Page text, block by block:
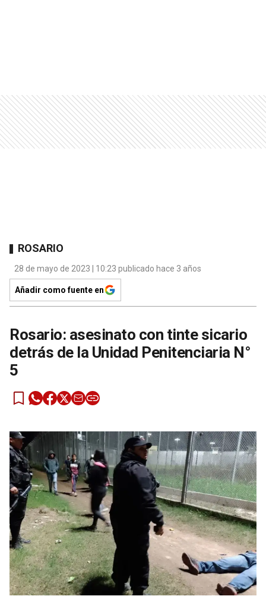
ROSARIO
28 de mayo de 2023 | 10:23 publicado hace 3 años
Añadir como fuente en
Rosario: asesinato con tinte sicario
detrás de la Unidad Penitenciaria N°
5